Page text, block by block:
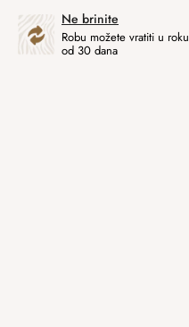
Ne brinite
Robu možete vratiti u roku
od 30 dana